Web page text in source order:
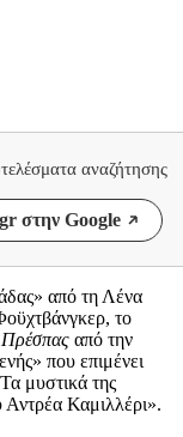
αναζήτησης
στην Google
από τη Λένα
το
από την
που επιμένει
μυστικά της
Καμιλλέρι».